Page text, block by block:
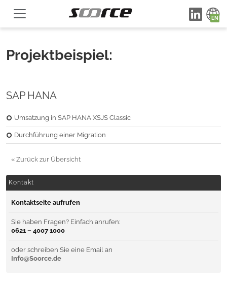
Projektbeispiel:
SAP HANA
Umsatzung in SAP HANA XSJS Classic
Durchführung einer Migration
« Zurück zur Übersicht
Kontakt
Kontaktseite aufrufen
Sie haben Fragen? Einfach anrufen:
0621 – 4007 1000
oder schreiben Sie eine Email an
Info@Soorce.de